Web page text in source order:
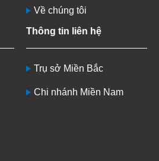
Về chúng tôi
Thông tin liên hệ
Trụ sở Miền Bắc
Chi nhánh Miền Nam